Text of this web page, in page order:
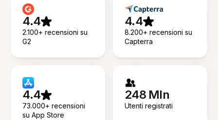
4.4
2.100+ recensioni su
G2
4.4
8.200+ recensioni su
Capterra
4.4
73.000+ recensioni
su App Store
248 Mln
Utenti registrati